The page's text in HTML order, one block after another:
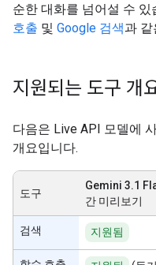
순한 대화를 넘어설 수
호출 및 Google 검색과
지원되는 도구 개
다음은 Live API 모델에
개요입니다.
도구
Gemini 3.1
간 미리보기
검색 지원됨